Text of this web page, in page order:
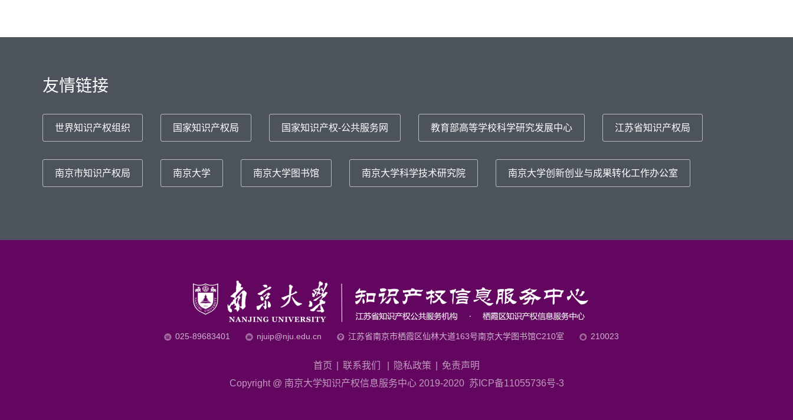
友情链接
世界知识产权组织 国家知识产权局 国家知识产权-公共服务网 教育部高等学校科学研究发展中心 江苏省知识产权局
南京市知识产权局 南京大学 南京大学图书馆 南京大学科学技术研究院 南京大学创新创业与成果转化工作办公室
025-89683401 njuip@nju.edu.cn 江苏省南京市栖霞区仙林大道163号南京大学图书馆C210室 210023
首页 联系我们 隐私政策
免责声明
Copyright @ 南京大学知识产权信息服务中心 2019-2020 苏ICP备11055736号-3